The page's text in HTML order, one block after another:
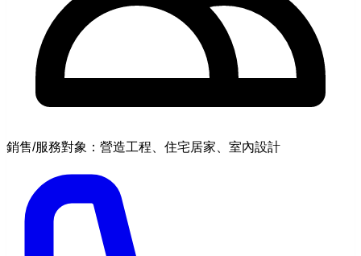
銷售/服務對象：營造工程、住宅居家、室內設計